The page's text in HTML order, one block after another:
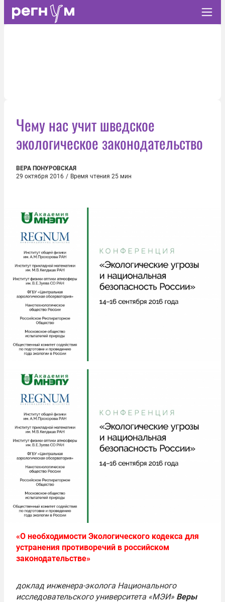
Чему нас учит шведское
экологическое законодательство
ВЕРА ПОНУРОВСКАЯ
29 октября 2016 / Время чтения 25 мин
«О необходимости Экологического кодекса для
устранения противоречий в российском
законодательстве»
доклад инженера-эколога Национального
исследовательского университета «МЭИ» Веры